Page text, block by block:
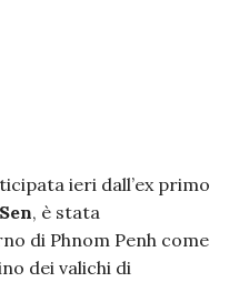
ieri dall’ex primo
, è stata
di Phnom Penh come
dei valichi di